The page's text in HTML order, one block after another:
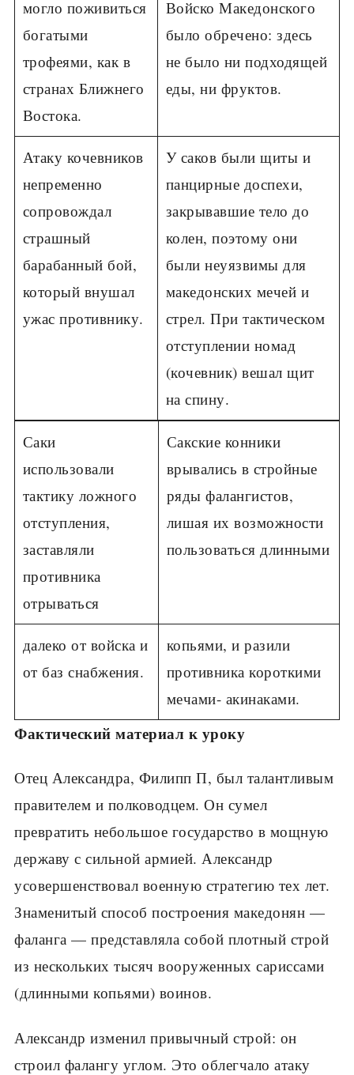
могло поживиться
богатыми
трофеями, как в
странах Ближнего
Востока.
Войско Македонского
было обречено: здесь
не было ни подходящей
еды, ни фруктов.
Атаку кочевников
непременно
сопровождал
страшный
барабанный бой,
который внушал
ужас противнику.
У саков были щиты и
панцирные доспехи,
закрывавшие тело до
колен, поэтому они
были неуязвимы для
македонских мечей и
стрел. При тактическом
отступлении номад
(кочевник) вешал щит
на спину.
Саки
использовали
тактику ложного
отступления,
заставляли
противника
отрываться
Сакские конники
врывались в стройные
ряды фалангистов,
лишая их возможности
пользоваться длинными
далеко от войска и
от баз снабжения.
копьями, и разили
противника короткими
мечами- акинаками.
Фактический материал к уроку
Отец Александра, Филипп П, был талантливым
правителем и полководцем. Он сумел
превратить небольшое государство в мощную
державу с силь­ной армией. Александр
усовершенствовал военную стратегию тех лет.
Знаменитый способ построения македонян —
фаланга — представляла собой плотный строй
из нескольких тысяч вооруженных сариссами
(длинными копьями) воинов.
Александр изменил привычный строй: он
строил фалангу углом. Это облегчало атаку